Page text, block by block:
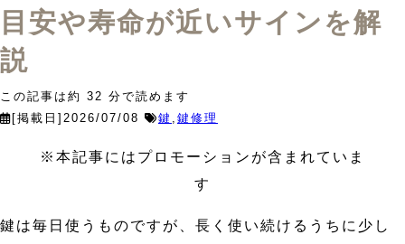
目安や寿命が近いサインを解
説
この記事は約 32 分で読めます
[掲載日]2026/07/08
鍵 , 鍵修理
※本記事にはプロモーションが含まれていま
す
鍵は毎日使うものですが、長く使い続けるうちに少し